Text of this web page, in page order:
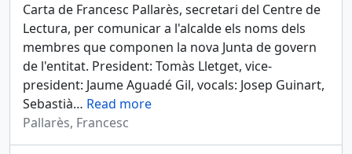
Carta de Francesc Pallarès, secretari del Centre de
Lectura, per comunicar a l'alcalde els noms dels
membres que componen la nova Junta de govern
de l'entitat. President: Tomàs Lletget, vice-
president: Jaume Aguadé Gil, vocals: Josep Guinart,
Sebastià… Read more
Pallarès, Francesc